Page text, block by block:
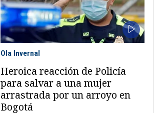
Ola Invernal
Heroica reacción de Policía
para salvar a una mujer
arrastrada por un arroyo en
Bogotá